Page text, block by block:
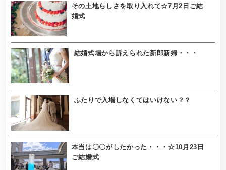
その土地らしさを取り入れて☆7月2日ご結
婚式
結婚式場から訴えられた新郎新婦・・・
ふたりで入場しなくてはいけない？？
本当は〇〇がしたかった・・・☆10月23日
ご結婚式